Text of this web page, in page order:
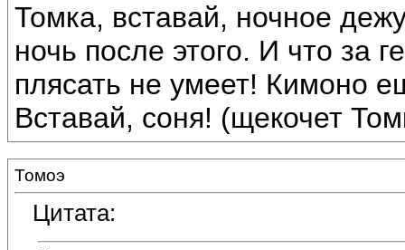
Томка, вставай, ночное
ночь после этого. И что за
плясать не умеет! Кимоно
Вставай, соня! (щекочет
Томоэ
Цитата: